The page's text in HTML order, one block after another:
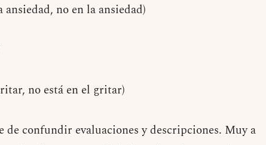
no en la ansiedad)
no está en el gritar)
confundir evaluaciones y descripciones. Muy a